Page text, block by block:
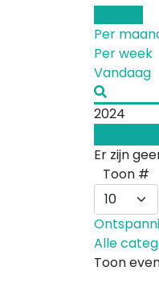
Per
Per week
Vandaag
2024
Er zijn
Toon #
Alle
Toon